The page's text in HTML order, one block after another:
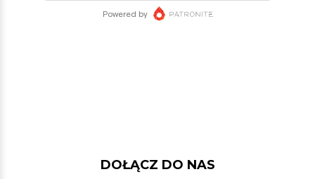
DOŁĄCZ DO NAS